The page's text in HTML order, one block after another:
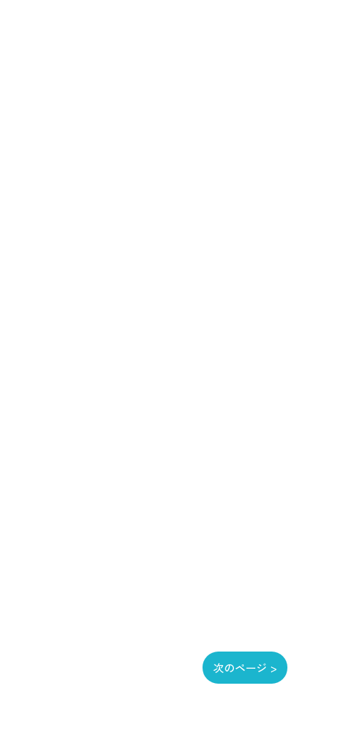
次のページ >